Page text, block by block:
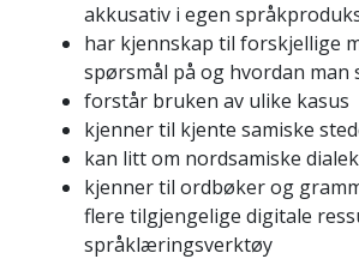
akkusativ i egen
har kjennskap til forskjellige
spørsmål på og hvordan man
forstår bruken av ulike kasus
kjenner til kjente samiske
kan litt om nordsamiske
kjenner til ordbøker og
flere tilgjengelige digitale
språklæringsverktøy